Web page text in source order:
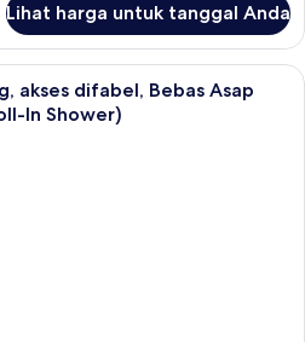
Lihat harga untuk tanggal Anda
Kamar, 1 Tempat Tidur King, akses
akses difabel, Bebas Asap
In Shower)